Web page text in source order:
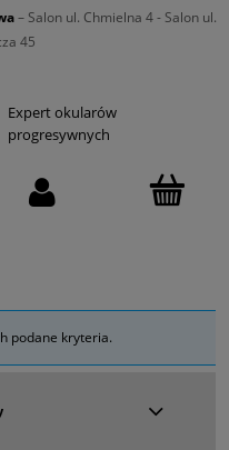
– Salon ul. Chmielna 4 - Salon ul.
45
Expert okularów
progresywnych
podane kryteria.